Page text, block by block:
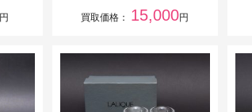
円 買取価格： 15,000円